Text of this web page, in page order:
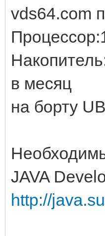
vds64.com
в месяц
на борту
JAVA
http://